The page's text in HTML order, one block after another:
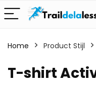
Home Product Stijl
T-shirt